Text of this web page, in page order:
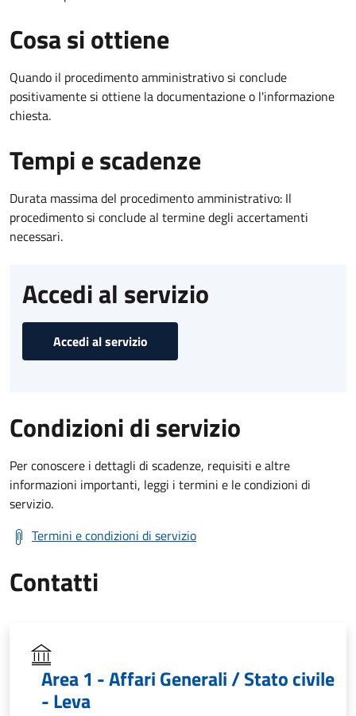
Cosa si ottiene
Quando il procedimento amministrativo si conclude
positivamente si ottiene la documentazione o l'informazione
chiesta.
Tempi e scadenze
Durata massima del procedimento amministrativo: Il
procedimento si conclude al termine degli accertamenti
necessari.
Accedi al servizio
Accedi al servizio
Condizioni di servizio
Per conoscere i dettagli di scadenze, requisiti e altre
informazioni importanti, leggi i termini e le condizioni di
servizio.
Termini e condizioni di servizio
Contatti
Area 1 - Affari Generali / Stato civile
- Leva